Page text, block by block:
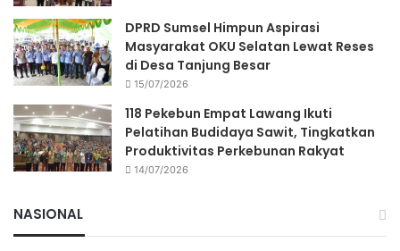
DPRD Sumsel Himpun Aspirasi
Masyarakat OKU Selatan Lewat Reses
di Desa Tanjung Besar
15/07/2026
118 Pekebun Empat Lawang Ikuti
Pelatihan Budidaya Sawit, Tingkatkan
Produktivitas Perkebunan Rakyat
14/07/2026
NASIONAL